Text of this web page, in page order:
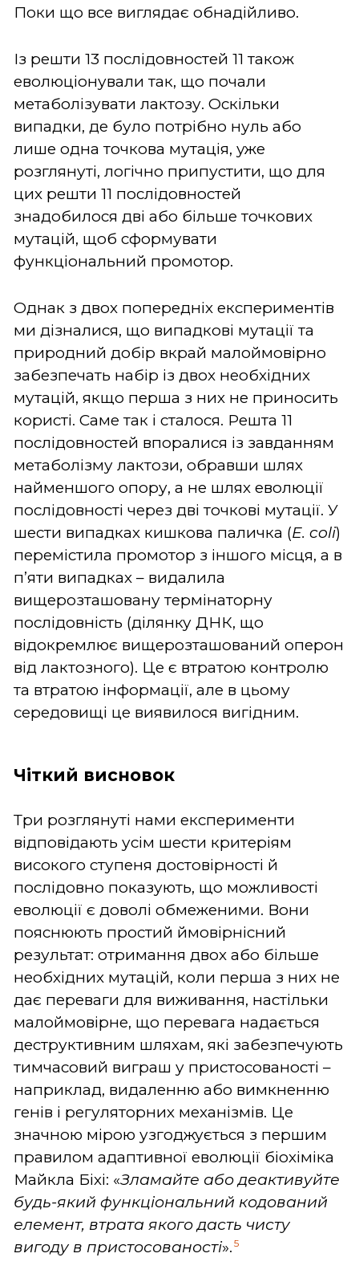
Поки що все виглядає обнадійливо.
Із решти 13 послідовностей 11 також
еволюціонували так, що почали
метаболізувати лактозу. Оскільки
випадки, де було потрібно нуль або
лише одна точкова мутація, уже
розглянуті, логічно припустити, що для
цих решти 11 послідовностей
знадобилося дві або більше точкових
мутацій, щоб сформувати
функціональний промотор.
Однак з двох попередніх експериментів
ми дізналися, що випадкові мутації та
природний добір вкрай малоймовірно
забезпечать набір із двох необхідних
мутацій, якщо перша з них не приносить
користі. Саме так і сталося. Решта 11
послідовностей впоралися із завданням
метаболізму лактози, обравши шлях
найменшого опору, а не шлях еволюції
послідовності через дві точкові мутації. У
шести випадках кишкова паличка (E. coli)
перемістила промотор з іншого місця, а в
п’яти випадках – видалила
вищерозташовану термінаторну
послідовність (ділянку ДНК, що
відокремлює вищерозташований оперон
від лактозного). Це є втратою контролю
та втратою інформації, але в цьому
середовищі це виявилося вигідним.
Чіткий висновок
Три розглянуті нами експерименти
відповідають усім шести критеріям
високого ступеня достовірності й
послідовно показують, що можливості
еволюції є доволі обмеженими. Вони
пояснюють простий ймовірнісний
результат: отримання двох або більше
необхідних мутацій, коли перша з них не
дає переваги для виживання, настільки
малоймовірне, що перевага надається
деструктивним шляхам, які забезпечують
тимчасовий виграш у пристосованості –
наприклад, видаленню або вимкненню
генів і регуляторних механізмів. Це
значною мірою узгоджується з першим
правилом адаптивної еволюції біохіміка
Майкла Біхі: «Зламайте або деактивуйте
будь-який функціональний кодований
елемент, втрата якого дасть чисту
вигоду в пристосованості». 5